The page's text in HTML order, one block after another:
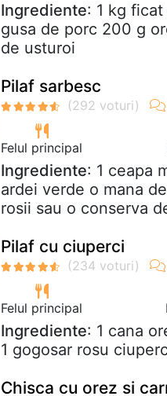
Ingrediente: 1 kg
gusa de porc 200 g
de usturoi
Pilaf sarbesc
Felul principal
Ingrediente: 1 ceapa
ardei verde o mana
rosii sau o conserva
Pilaf cu ciuperci
Felul principal
Ingrediente: 1 cana
1 gogosar rosu
Chisca cu orez si